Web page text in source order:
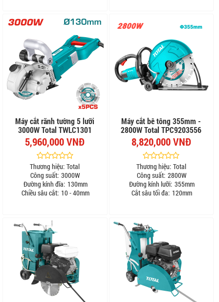
Máy cắt rãnh tường 5 lưỡi
3000W Total TWLC1301
5,960,000 VNĐ
Thương hiệu: Total
Công suất: 3000W
Đường kính đĩa: 130mm
Chiều sâu cắt: 10 - 40mm
Máy cắt bê tông 355mm -
2800W Total TPC9203556
8,820,000 VNĐ
Thương hiệu: Total
Công suất: 2800W
Đường kính lưỡi: 355mm
Cắt sâu tối đa: 120mm